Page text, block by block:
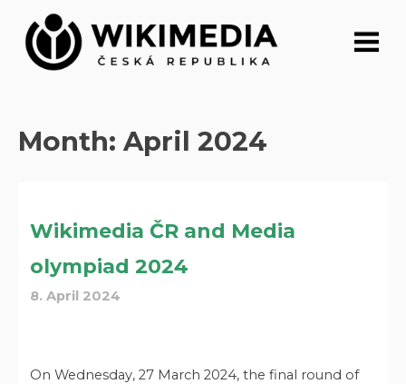
content
Month: April 2024
Wikimedia ČR and Media
olympiad 2024
8. April 2024
On Wednesday, 27 March 2024, the final round of